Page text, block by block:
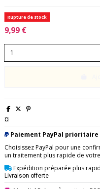
Rupture de stock
9,99 €
¤
Paiement PayPal prioritaire
Choisissez PayPal pour une
un traitement plus rapide de
Expédition préparée plus
Livraison offerte